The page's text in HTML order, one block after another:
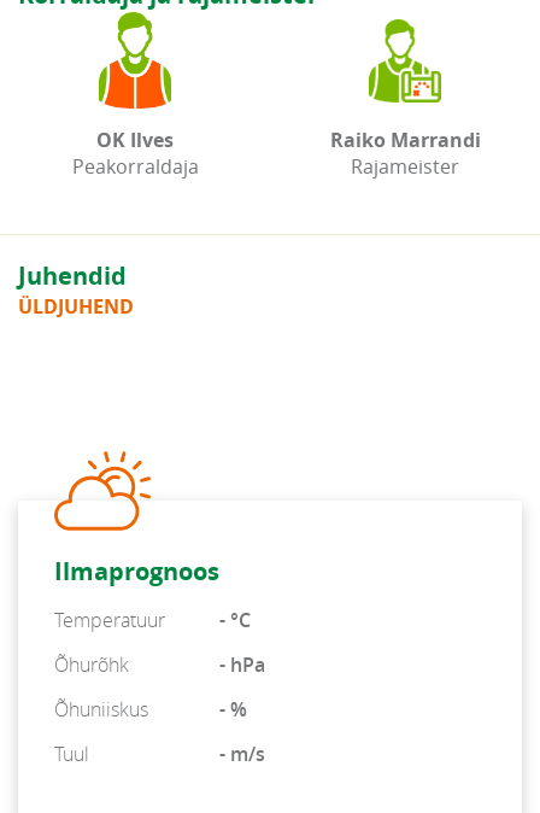
OK Ilves
Peakorraldaja
Raiko Marrandi
Rajameister
Juhendid
ÜLDJUHEND
Ilmaprognoos
Temperatuur
- °C
Õhurõhk
- hPa
Õhuniiskus
- %
Tuul
- m/s